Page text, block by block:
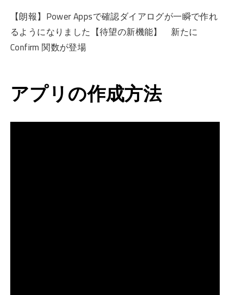
【朗報】Power Appsで確認ダイアログが一瞬で作れ
るようになりました【待望の新機能】 新たに
Confirm 関数が登場
アプリの作成方法